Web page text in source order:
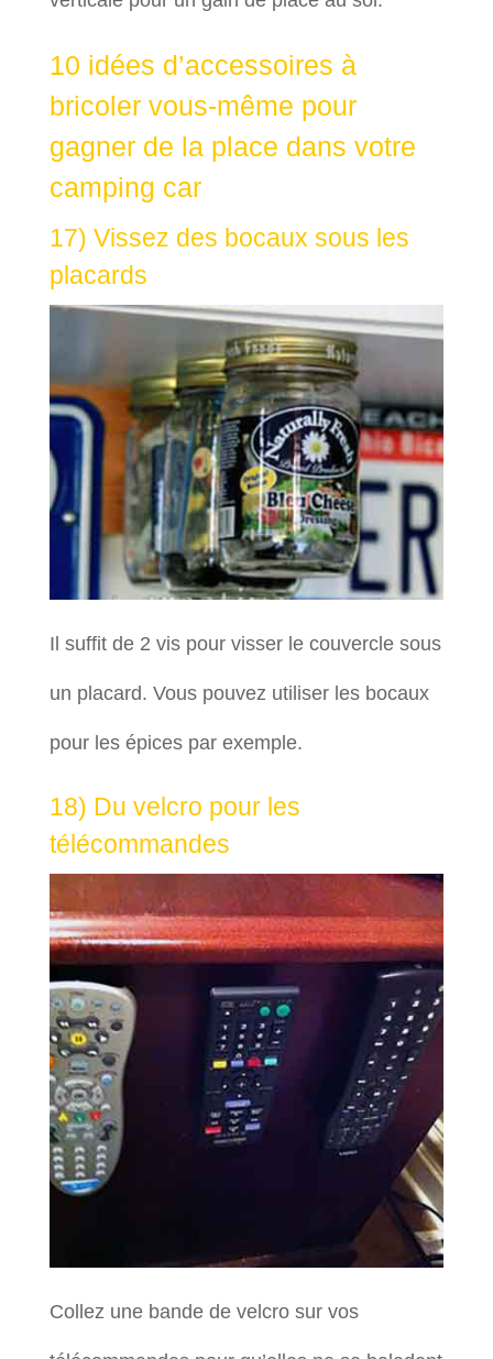
10 idées d’accessoires à
bricoler vous-même pour
gagner de la place dans votre
camping car
17) Vissez des bocaux sous les
placards
Il suffit de 2 vis pour visser le couvercle sous
un placard. Vous pouvez utiliser les bocaux
pour les épices par exemple.
18) Du velcro pour les
télécommandes
Collez une bande de velcro sur vos